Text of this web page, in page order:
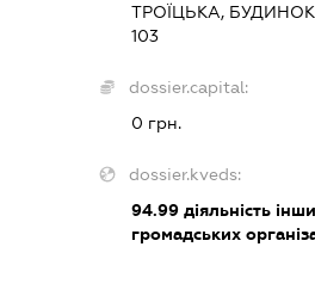
ТРОЇЦЬКА, БУДИНОК
103
dossier.capital:
0 грн.
dossier.kveds:
94.99 діяльність
громадських